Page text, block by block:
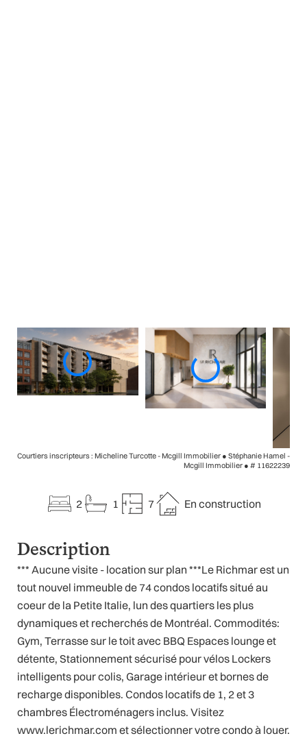
Courtiers inscripteurs : Micheline Turcotte - Mcgill Immobilier ● Stéphanie Hamel -
Mcgill Immobilier ● # 11622239
2 1 7 En construction
Description
*** Aucune visite - location sur plan ***Le Richmar est un
tout nouvel immeuble de 74 condos locatifs situé au
coeur de la Petite Italie, lun des quartiers les plus
dynamiques et recherchés de Montréal. Commodités:
Gym, Terrasse sur le toit avec BBQ Espaces lounge et
détente, Stationnement sécurisé pour vélos Lockers
intelligents pour colis, Garage intérieur et bornes de
recharge disponibles. Condos locatifs de 1, 2 et 3
chambres Électroménagers inclus. Visitez
www.lerichmar.com et sélectionner votre condo à louer.